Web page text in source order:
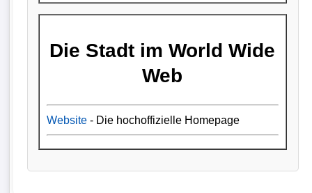
Die Stadt im World Wide
Web
Website- Die hochoffizielle Homepage